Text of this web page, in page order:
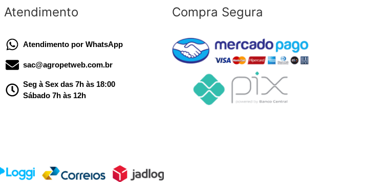
Atendimento
Atendimento por WhatsApp
sac@agropetweb.com.br
Seg à Sex das 7h às 18:00
Sábado 7h às 12h
Compra Segura